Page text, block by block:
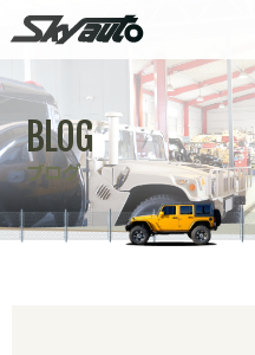
ホーム 在庫車情報
整備作業実例 パーツ販売
店舗紹介 工場紹介
スタッフ紹介 求人情報
BLOG
ブログ